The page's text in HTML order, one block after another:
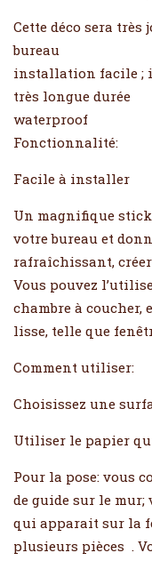
Cette déco sera
bureau
installation facile ;
très longue durée
waterproof
Fonctionnalité:
Facile à installer
Un magnifique
votre bureau et
rafraîchissant,
Vous pouvez
chambre à coucher,
lisse, telle que
Comment utiliser:
Choisissez une
Utiliser le papier
Pour la pose: vous
de guide sur le mur;
qui apparait sur la
plusieurs pièces .